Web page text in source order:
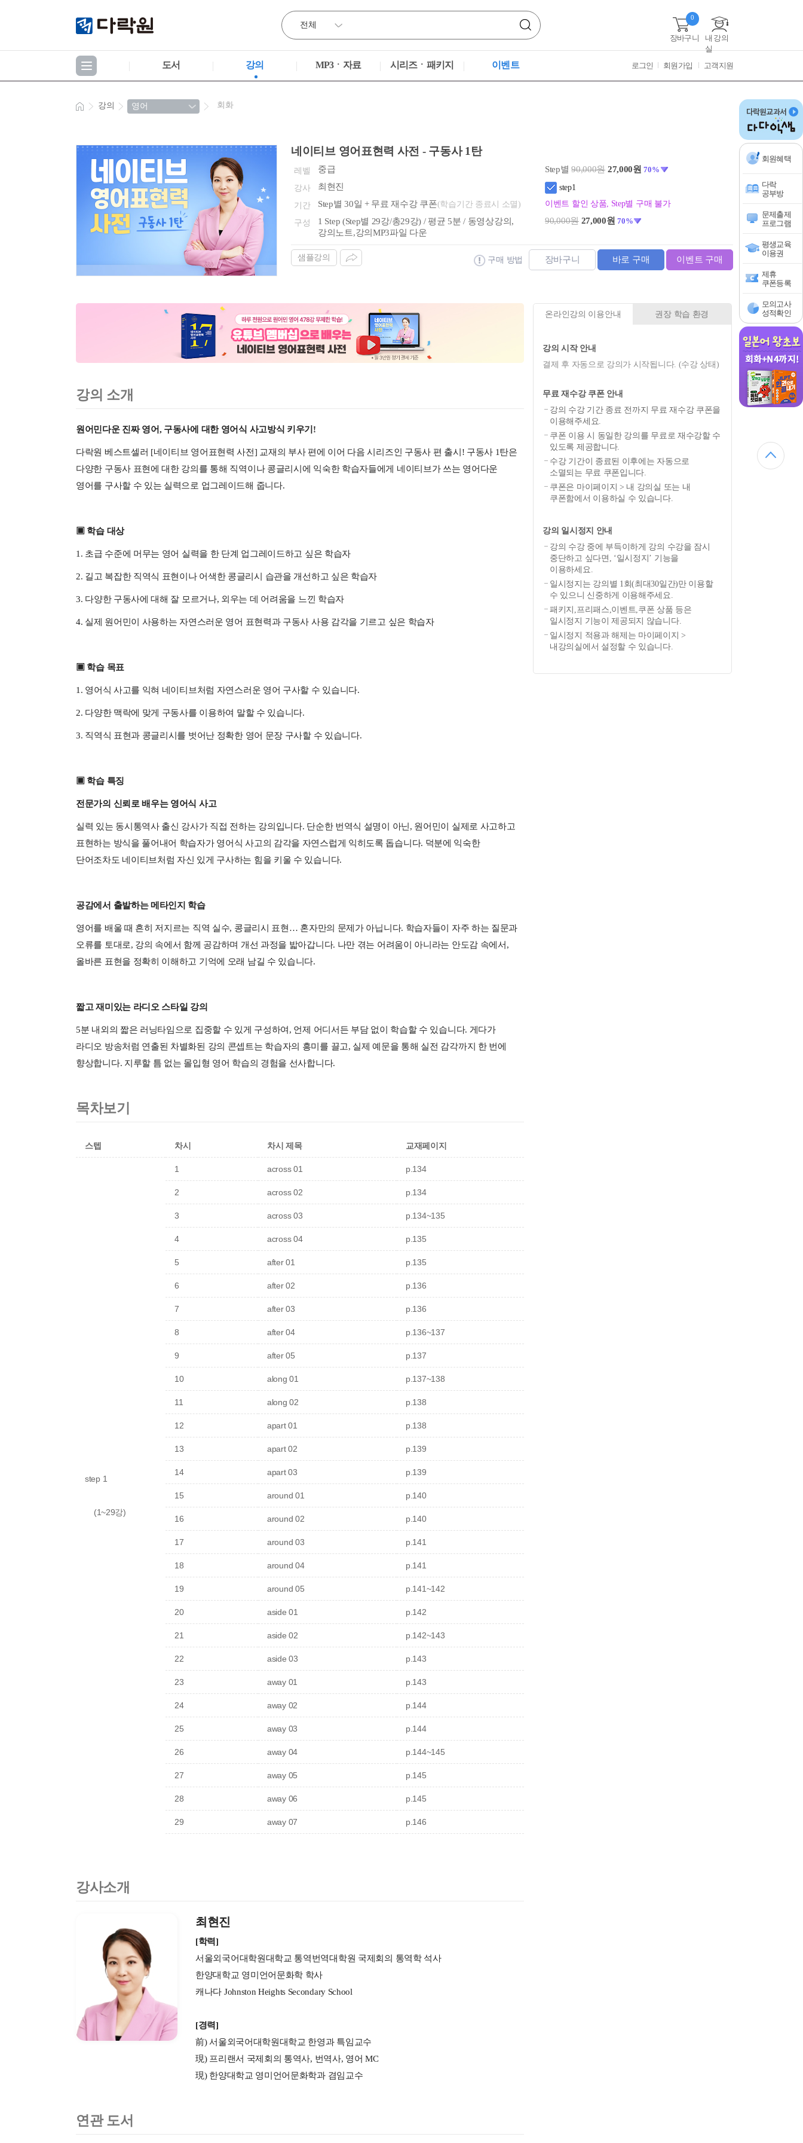
장바구니
0
내 강의
실
도서 강의 MP3ㆍ자료 시리즈ㆍ패키지 이벤트 로그인 회원가입 고객지원
회원혜택
다락
공부방
문제출제
프로그램
평생교육
이용권
제휴
쿠폰등록
모의고사
성적확인
강의 회화
네이티브 영어표현력 사전 - 구동사 1탄
레벨 중급
강사 최현진
기간 Step별 30일 + 무료 재수강 쿠폰(학습기간 종료시 소멸)
구성
1 Step (Step별 29강/총29강) / 평균 5분 / 동영상강의,
강의노트,강의MP3파일 다운
Step별90,000원 27,000원 70%
step1
이벤트 할인 상품, Step별 구매 불가
90,000원 27,000원 70%
샘플강의 구매 방법 장바구니 바로 구매 이벤트 구매
강의 소개
원어민다운 진짜 영어, 구동사에 대한 영어식 사고방식 키우기!
다락원 베스트셀러 [네이티브 영어표현력 사전] 교재의 부사 편에 이어 다음 시리즈인 구동사 편 출시! 구동사 1탄은
다양한 구동사 표현에 대한 강의를 통해 직역이나 콩글리시에 익숙한 학습자들에게 네이티브가 쓰는 영어다운
영어를 구사할 수 있는 실력으로 업그레이드해 줍니다.
▣ 학습 대상
1. 초급 수준에 머무는 영어 실력을 한 단계 업그레이드하고 싶은 학습자
2. 길고 복잡한 직역식 표현이나 어색한 콩글리시 습관을 개선하고 싶은 학습자
3. 다양한 구동사에 대해 잘 모르거나, 외우는 데 어려움을 느낀 학습자
4. 실제 원어민이 사용하는 자연스러운 영어 표현력과 구동사 사용 감각을 기르고 싶은 학습자
▣ 학습 목표
1. 영어식 사고를 익혀 네이티브처럼 자연스러운 영어 구사할 수 있습니다.
2. 다양한 맥락에 맞게 구동사를 이용하여 말할 수 있습니다.
3. 직역식 표현과 콩글리시를 벗어난 정확한 영어 문장 구사할 수 있습니다.
▣ 학습 특징
전문가의 신뢰로 배우는 영어식 사고
실력 있는 동시통역사 출신 강사가 직접 전하는 강의입니다. 단순한 번역식 설명이 아닌, 원어민이 실제로 사고하고
표현하는 방식을 풀어내어 학습자가 영어식 사고의 감각을 자연스럽게 익히도록 돕습니다. 덕분에 익숙한
단어조차도 네이티브처럼 자신 있게 구사하는 힘을 키울 수 있습니다.
공감에서 출발하는 메타인지 학습
영어를 배울 때 흔히 저지르는 직역 실수, 콩글리시 표현… 혼자만의 문제가 아닙니다. 학습자들이 자주 하는 질문과
오류를 토대로, 강의 속에서 함께 공감하며 개선 과정을 밟아갑니다. 나만 겪는 어려움이 아니라는 안도감 속에서,
올바른 표현을 정확히 이해하고 기억에 오래 남길 수 있습니다.
짧고 재미있는 라디오 스타일 강의
5분 내외의 짧은 러닝타임으로 집중할 수 있게 구성하여, 언제 어디서든 부담 없이 학습할 수 있습니다. 게다가
라디오 방송처럼 연출된 차별화된 강의 콘셉트는 학습자의 흥미를 끌고, 실제 예문을 통해 실전 감각까지 한 번에
향상합니다. 지루할 틈 없는 몰입형 영어 학습의 경험을 선사합니다.
목차보기
스텝 차시 차시 제목 교재페이지
step 1
    (1~29강)
1 across 01 p.134
2 across 02 p.134
3 across 03 p.134~135
4 across 04 p.135
5 after 01 p.135
6 after 02 p.136
7 after 03 p.136
8 after 04 p.136~137
9 after 05 p.137
10 along 01 p.137~138
11 along 02 p.138
12 apart 01 p.138
13 apart 02 p.139
14 apart 03 p.139
15 around 01 p.140
16 around 02 p.140
17 around 03 p.141
18 around 04 p.141
19 around 05 p.141~142
20 aside 01 p.142
21 aside 02 p.142~143
22 aside 03 p.143
23 away 01 p.143
24 away 02 p.144
25 away 03 p.144
26 away 04 p.144~145
27 away 05 p.145
28 away 06 p.145
29 away 07 p.146
강사소개
최현진
[학력]
서울외국어대학원대학교 통역번역대학원 국제회의 통역학 석사
한양대학교 영미언어문화학 학사
캐나다 Johnston Heights Secondary School
[경력]
前) 서울외국어대학원대학교 한영과 특임교수
現) 프리랜서 국제회의 통역사, 번역사, 영어 MC
現) 한양대학교 영미언어문화학과 겸임교수
연관 도서
온라인강의 이용안내 권장 학습 환경
강의 시작 안내
결제 후 자동으로 강의가 시작됩니다. (수강 상태)
무료 재수강 쿠폰 안내
강의 수강 기간 종료 전까지 무료 재수강 쿠폰을
이용해주세요.
쿠폰 이용 시 동일한 강의를 무료로 재수강할 수
있도록 제공합니다.
수강 기간이 종료된 이후에는 자동으로
소멸되는 무료 쿠폰입니다.
쿠폰은 마이페이지 > 내 강의실 또는 내
쿠폰함에서 이용하실 수 있습니다.
강의 일시정지 안내
강의 수강 중에 부득이하게 강의 수강을 잠시
중단하고 싶다면, ‘일시정지’ 기능을
이용하세요.
일시정지는 강의별 1회(최대30일간)만 이용할
수 있으니 신중하게 이용해주세요.
패키지,프리패스,이벤트,쿠폰 상품 등은
일시정지 기능이 제공되지 않습니다.
일시정지 적용과 해제는 마이페이지 >
내강의실에서 설정할 수 있습니다.